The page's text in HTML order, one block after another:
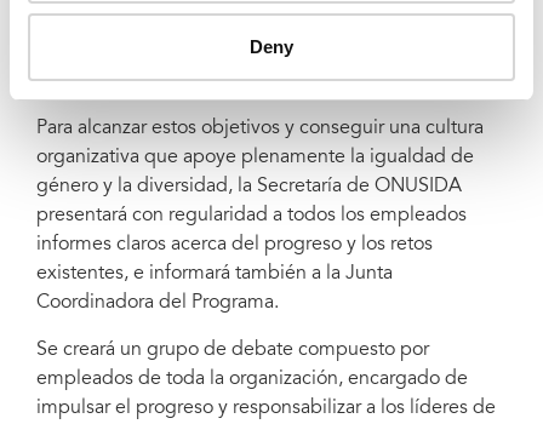
Deny
Para alcanzar estos objetivos y conseguir una cultura
organizativa que apoye plenamente la igualdad de
género y la diversidad, la Secretaría de ONUSIDA
presentará con regularidad a todos los empleados
informes claros acerca del progreso y los retos
existentes, e informará también a la Junta
Coordinadora del Programa.
Se creará un grupo de debate compuesto por
empleados de toda la organización, encargado de
impulsar el progreso y responsabilizar a los líderes de